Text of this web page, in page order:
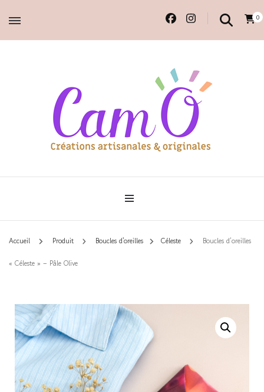
0
Cam'O – Créations
artisanales & originales
Accueil Produit Boucles d'oreilles Céleste Boucles d’oreilles
« Céleste » – Pâle Olive